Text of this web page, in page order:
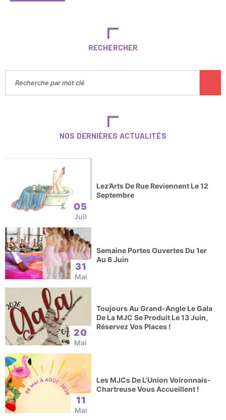
RECHERCHER
NOS DERNIÈRES ACTUALITÉS
05
Juil
Lez’Arts De Rue Reviennent Le 12
Septembre
31
Mai
Semaine Portes Ouvertes Du 1er
Au 6 Juin
20
Mai
Toujours Au Grand-Angle Le Gala
De La MJC Se Produit Le 13 Juin,
Réservez Vos Places !
11
Mai
Les MJCs De L’Union Voironnais-
Chartreuse Vous Accueillent !